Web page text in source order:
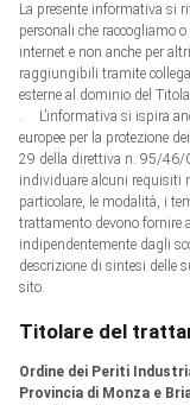
La presente informativa si
personali che raccogliamo
internet e non anche per
raggiungibili tramite
esterne al dominio del
. L’informativa si ispira
europee per la protezione
29 della direttiva n. 95/46/
individuare alcuni requisiti
particolare, le modalità, i
trattamento devono fornire
indipendentemente dagli
descrizione di sintesi delle
sito.
Titolare del
Ordine dei Periti
Provincia di Monza e